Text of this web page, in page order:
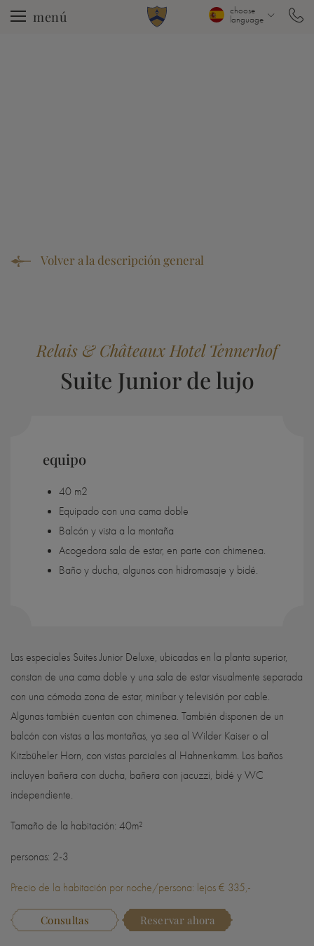
menú
choose
language
Volver a la descripción general
Relais & Châteaux Hotel Tennerhof
Suite Junior de lujo
equipo
40 m2
Equipado con una cama doble
Balcón y vista a la montaña
Acogedora sala de estar, en parte con chimenea.
Baño y ducha, algunos con hidromasaje y bidé.
Las especiales Suites Junior Deluxe, ubicadas en la planta superior,
constan de una cama doble y una sala de estar visualmente separada
con una cómoda zona de estar, minibar y televisión por cable.
Algunas también cuentan con chimenea. También disponen de un
balcón con vistas a las montañas, ya sea al Wilder Kaiser o al
Kitzbüheler Horn, con vistas parciales al Hahnenkamm. Los baños
incluyen bañera con ducha, bañera con jacuzzi, bidé y WC
independiente.
Tamaño de la habitación: 40m²
personas: 2-3
Precio de la habitación por noche/persona: lejos € 335,-
Consultas Reservar ahora